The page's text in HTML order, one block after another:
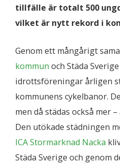
tillfälle är totalt 500
vilket är nytt rekord i
Genom ett mångårigt
kommun och Städa
idrottsföreningar årligen
kommunens cykelbanor.
men då städas också mer –
Den utökade städningen
ICA Stormarknad Nacka
Städa Sverige och genom